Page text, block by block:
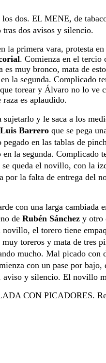
dos. EL MENE, de
dos avisos y silencio.
primera vara, protesta
. Comienza en el tercio
muy bronco, mata de
la segunda. Complicado
torear y Álvaro no lo
es aplaudido.
y le saca a los
Luis Barrero que se pega
en las tablas de
queda el novillo, con la
por la falta de entrega del
con una larga cambiada
de Rubén Sánchez y otro
el torero tiene
toreros y mata de tres
con un pase por
aviso y silencio. El novillo
CON PICADORES.